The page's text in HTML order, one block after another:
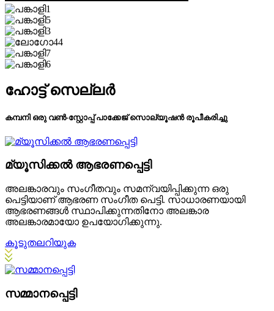
ഹോട്ട് സെല്ലർ
കമ്പനി ഒരു വൺ-സ്റ്റോപ്പ് പാക്കേജ് സൊല്യൂഷൻ രൂപീകരിച്ചു
മ്യൂസിക്കൽ ആഭരണപ്പെട്ടി
അലങ്കാരവും സംഗീതവും സമന്വയിപ്പിക്കുന്ന ഒരു
പെട്ടിയാണ് ആഭരണ സംഗീത പെട്ടി. സാധാരണയായി
ആഭരണങ്ങൾ സ്ഥാപിക്കുന്നതിനോ അലങ്കാര
അലങ്കാരമായോ ഉപയോഗിക്കുന്നു.
കൂടുതലറിയുക
സമ്മാനപ്പെട്ടി